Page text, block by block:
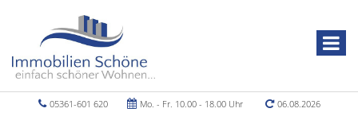
05361-601 620 Mo. - Fr. 10.00 - 18.00 Uhr
06.08.2026